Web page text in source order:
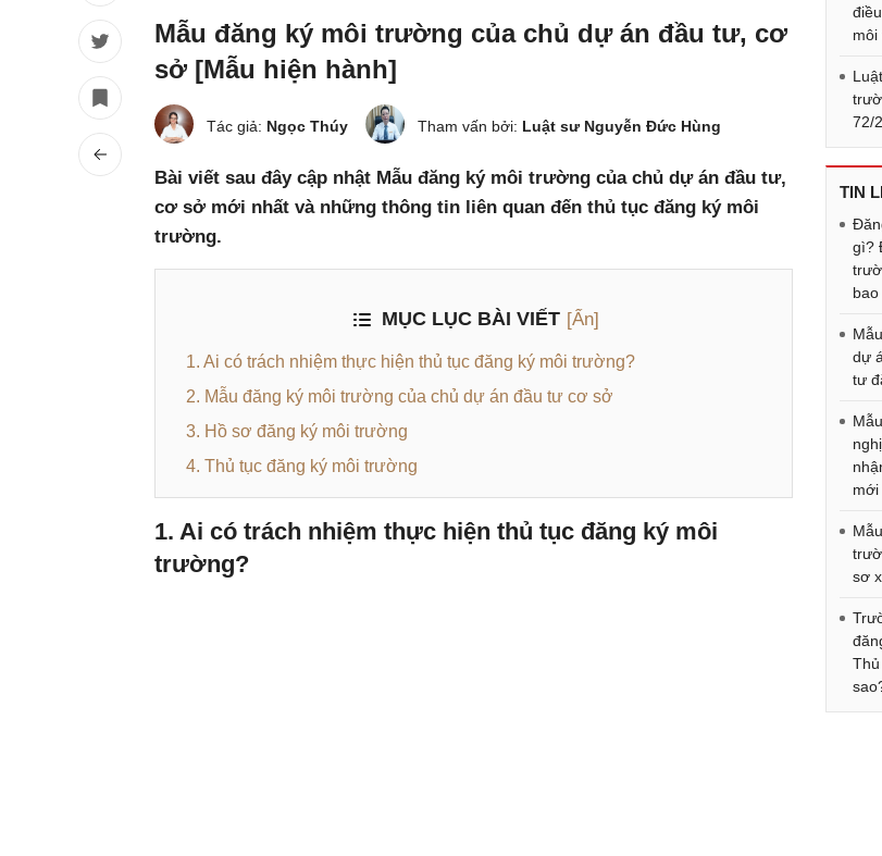
Mẫu đăng ký môi trường của chủ dự án đầu tư, cơ
sở [Mẫu hiện hành]
Tác giả: Ngọc Thúy Tham vấn bởi: Luật sư Nguyễn Đức Hùng
Bài viết sau đây cập nhật Mẫu đăng ký môi trường của chủ dự án đầu tư,
cơ sở mới nhất và những thông tin liên quan đến thủ tục đăng ký môi
trường.
MỤC LỤC BÀI VIẾT [Ẩn]
1. Ai có trách nhiệm thực hiện thủ tục đăng ký môi trường?
2. Mẫu đăng ký môi trường của chủ dự án đầu tư cơ sở
3. Hồ sơ đăng ký môi trường
4. Thủ tục đăng ký môi trường
1. Ai có trách nhiệm thực hiện thủ tục đăng ký môi
trường?
môi
72/
TIN
gì?
dự
tư
mới
sơ